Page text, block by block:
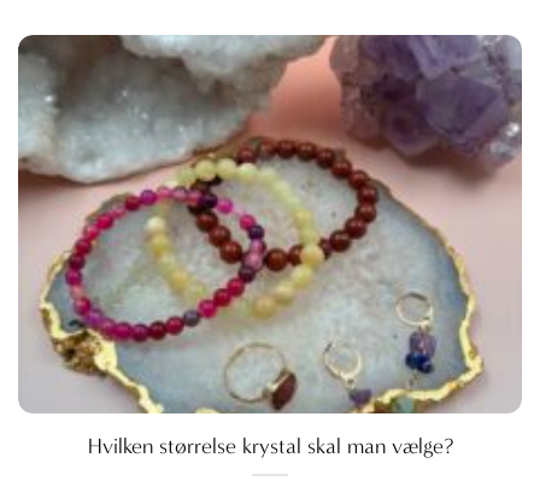
varesiden
Hvilken størrelse krystal skal man vælge?